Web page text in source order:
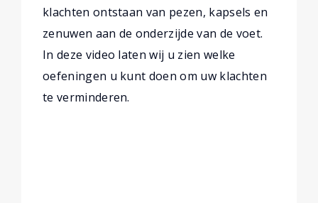
klachten ontstaan van pezen, kapsels en
zenuwen aan de onderzijde van de voet.
In deze video laten wij u zien welke
oefeningen u kunt doen om uw klachten
te verminderen.